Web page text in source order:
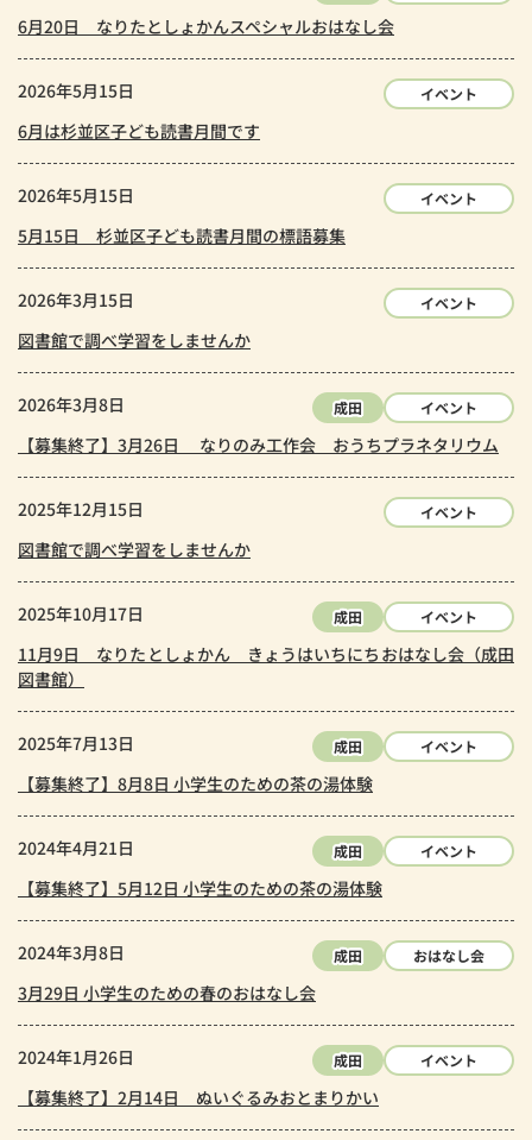
6月20日 なりたとしょかんスペシャルおはなし会
2026年5月15日 イベント
6月は杉並区子ども読書月間です
2026年5月15日 イベント
5月15日 杉並区子ども読書月間の標語募集
2026年3月15日 イベント
図書館で調べ学習をしませんか
2026年3月8日 成田 イベント
【募集終了】3月26日 なりのみ工作会 おうちプラネタリウム
2025年12月15日 イベント
図書館で調べ学習をしませんか
2025年10月17日 成田 イベント
11月9日 なりたとしょかん きょうはいちにちおはなし会（成田
図書館）
2025年7月13日 成田 イベント
【募集終了】8月8日 小学生のための茶の湯体験
2024年4月21日 成田 イベント
【募集終了】5月12日 小学生のための茶の湯体験
2024年3月8日 成田 おはなし会
3月29日 小学生のための春のおはなし会
2024年1月26日 成田 イベント
【募集終了】2月14日 ぬいぐるみおとまりかい